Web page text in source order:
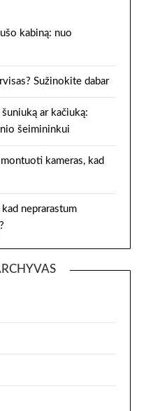
kabiną: nuo
Sužinokite dabar
ar kačiuką:
šeimininkui
kameras, kad
neprarastum